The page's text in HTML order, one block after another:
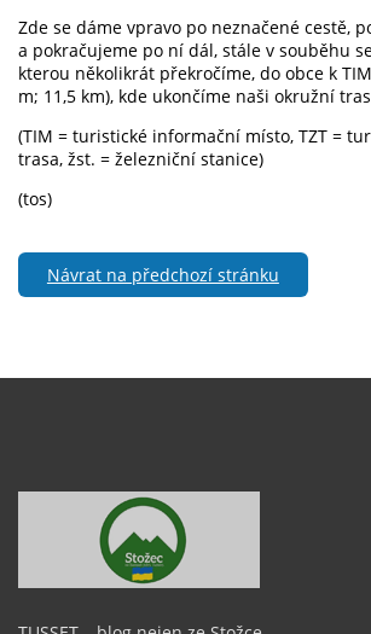
Zde se dáme vpravo po neznačené cestě,
a pokračujeme po ní dál, stále v souběhu
kterou několikrát překročíme, do obce k
m; 11,5 km), kde ukončíme naši okružní
(TIM = turistické informační místo, TZT =
trasa, žst. = železniční stanice)
(tos)
Návrat na předchozí stránku